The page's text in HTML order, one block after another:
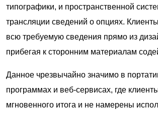
типографики, и пространственной
трансляции сведений о опциях.
всю требуемую сведения прямо из
прибегая к сторонним материалам
Данное чрезвычайно значимо в
программах и веб-сервисах, где
мгновенного итога и не намерены